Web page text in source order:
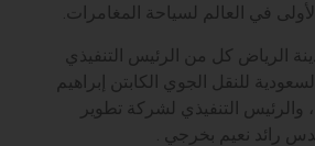
في العالم لسياحة المغامرات.
الرياض كل من الرئيس التنفيذي
للنقل الجوي الكابتن إبراهيم
التنفيذي لشركة تطوير
رائد نعيم بخرجي .